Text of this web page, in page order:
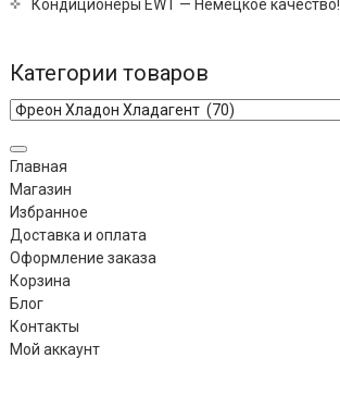
Кондиционеры EWT — Немецкое качество!
Категории товаров
Главная
Магазин
Избранное
Доставка и оплата
Оформление заказа
Корзина
Блог
Контакты
Мой аккаунт